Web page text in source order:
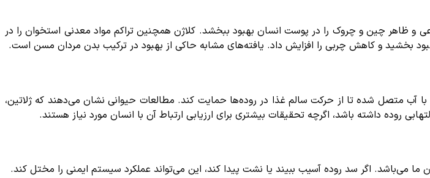
و ظاهر چین و چروک را در پوست انسان بهبود ببخشد. کلاژن همچنین تراکم مواد معدنی استخوان را در
بخشید و کاهش چربی را افزایش داد. یافته‌های مشابه حاکی از بهبود در ترکیب بدن مردان مسن است.
آب متصل شده تا از حرکت سالم غذا در روده‌ها حمایت کند. مطالعات حیوانی نشان می‌دهند که ژلاتین،
روده داشته باشد، اگرچه تحقیقات بیشتری برای ارزیابی ارتباط آن با انسان مورد نیاز هستند.
اگر سد روده آسیب ببیند یا نشت پیدا کند، این می‌تواند عملکرد سیستم ایمنی را مختل کند.